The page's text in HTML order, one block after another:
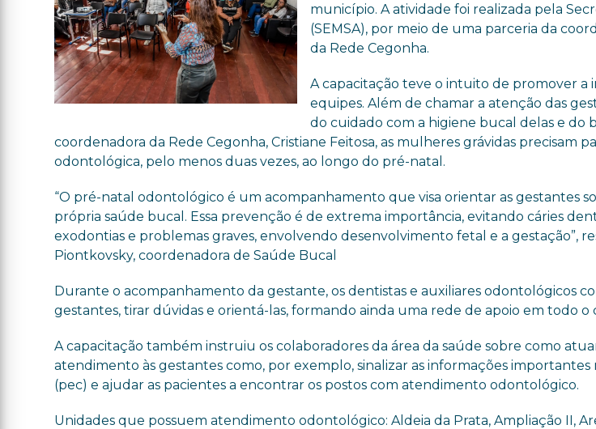
município. A atividade foi realizada pela
(SEMSA), por meio de uma parceria da
da Rede Cegonha.
A capacitação teve o intuito de promover a
equipes. Além de chamar a atenção das
do cuidado com a higiene bucal delas e do
coordenadora da Rede Cegonha, Cristiane Feitosa, as mulheres grávidas precisam
odontológica, pelo menos duas vezes, ao longo do pré-natal.
“O pré-natal odontológico é um acompanhamento que visa orientar as gestantes
própria saúde bucal. Essa prevenção é de extrema importância, evitando cáries
exodontias e problemas graves, envolvendo desenvolvimento fetal e a gestação”,
Piontkovsky, coordenadora de Saúde Bucal
Durante o acompanhamento da gestante, os dentistas e auxiliares odontológicos
gestantes, tirar dúvidas e orientá-las, formando ainda uma rede de apoio em todo o
A capacitação também instruiu os colaboradores da área da saúde sobre como
atendimento às gestantes como, por exemplo, sinalizar as informações
(pec) e ajudar as pacientes a encontrar os postos com atendimento odontológico.
Unidades que possuem atendimento odontológico: Aldeia da Prata, Ampliação II,